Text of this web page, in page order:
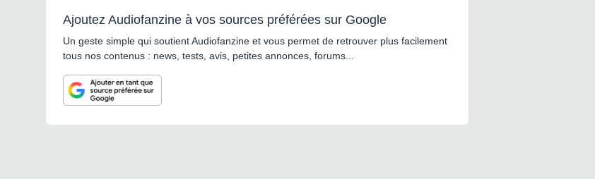
Ajoutez Audiofanzine à vos sources préférées sur Google
Un geste simple qui soutient Audiofanzine et vous permet de retrouver plus facilement
tous nos contenus : news, tests, avis, petites annonces, forums...